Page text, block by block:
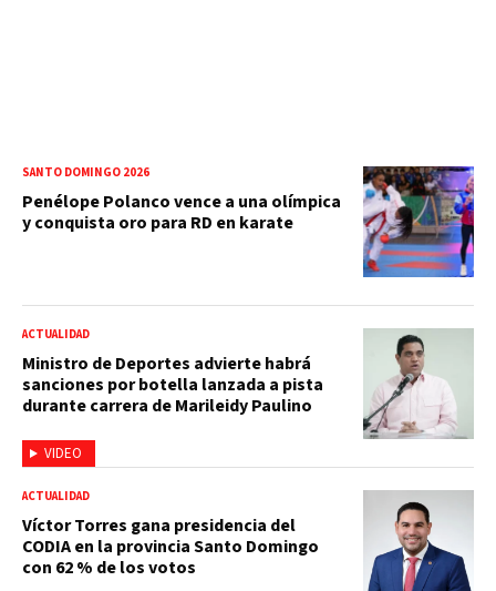
SANTO DOMINGO 2026
Penélope Polanco vence a una olímpica
y conquista oro para RD en karate
VIDEO
ACTUALIDAD
Ministro de Deportes advierte habrá
sanciones por botella lanzada a pista
durante carrera de Marileidy Paulino
ACTUALIDAD
Víctor Torres gana presidencia del
CODIA en la provincia Santo Domingo
con 62 % de los votos